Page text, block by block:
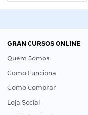
GRAN CURSOS ONLINE
Quem Somos
Como Funciona
Como Comprar
Loja Social